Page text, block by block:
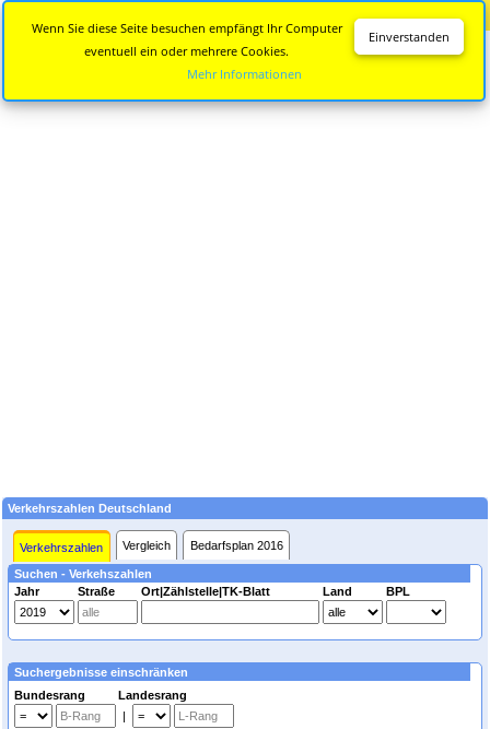
Verkehrszahlen Deutschland
Verkehrszahlen Vergleich Bedarfsplan 2016
Suchen - Verkehszahlen
Jahr
Straße Ort|Zählstelle|TK-Blatt Land BPL
Suchergebnisse einschränken
Bundesrang Landesrang
|
Einverstanden
Wenn Sie diese Seite besuchen empfängt Ihr Computer
eventuell ein oder mehrere Cookies.
Mehr Informationen